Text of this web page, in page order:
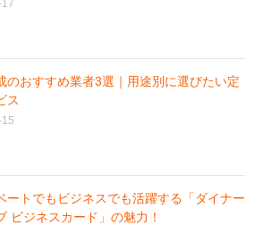
のおすすめ業者3選｜用途別に選びたい定
ス
ートでもビジネスでも活躍する「ダイナー
ビジネスカード」の魅力！